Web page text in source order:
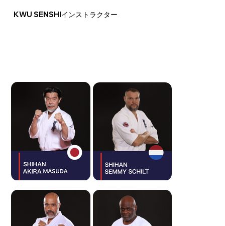
KWU SENSHIインストラクター